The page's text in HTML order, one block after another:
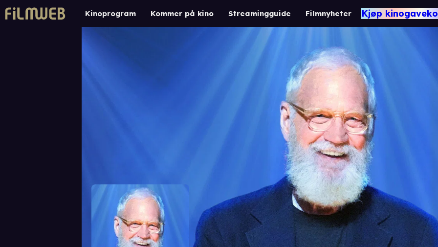
Kinoprogram Kommer på kino Streamingguide Filmnyheter Kjøp